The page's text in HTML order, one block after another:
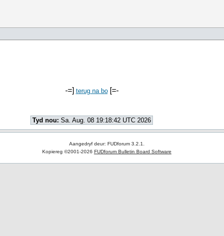
-=] terug na bo[=-
Tyd nou: Sa. Aug. 08 19:18:42 UTC 2026
Aangedryf deur: FUDforum 3.2.1.
Kopiereg ©2001-2026 FUDforum Bulletin Board Software